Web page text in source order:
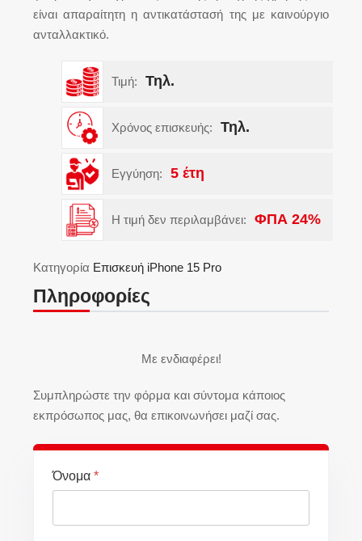
είναι απαραίτητη η αντικατάστασή της με καινούργιο
ανταλλακτικό.
Τιμή: Τηλ.
Χρόνος επισκευής: Τηλ.
Εγγύηση: 5 έτη
Η τιμή δεν περιλαμβάνει: ΦΠΑ 24%
Κατηγορία Eπισκευή iPhone 15 Pro
Πληροφορίες
Με ενδιαφέρει!
Συμπληρώστε την φόρμα και σύντομα κάποιος
εκπρόσωπος μας, θα επικοινωνήσει μαζί σας.
Όνομα *